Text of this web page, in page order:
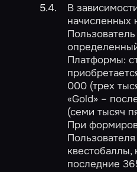
В
начисленных
Платформы:
000 (трех
«Gold» –
(семи тысяч
При
последние